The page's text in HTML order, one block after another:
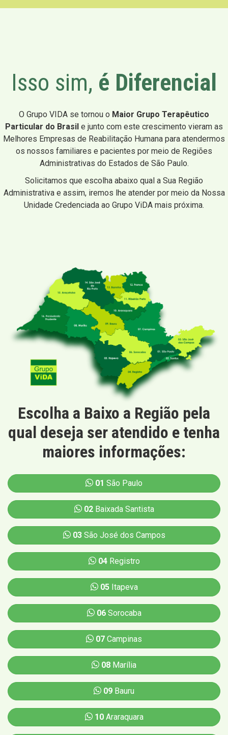
Isso sim, é Diferencial
O Grupo VIDA se tornou o Maior Grupo Terapêutico
Particular do Brasil e junto com este crescimento vieram as
Melhores Empresas de Reabilitação Humana para atendermos
os nossos familiares e pacientes por meio de Regiões
Administrativas do Estados de São Paulo.
Solicitamos que escolha abaixo qual a Sua Região
Administrativa e assim, iremos lhe atender por meio da Nossa
Unidade Credenciada ao Grupo ViDA mais próxima.
Escolha a Baixo a Região pela
qual deseja ser atendido e tenha
maiores informações:
01 São Paulo
02Baixada Santista
03São José dos Campos
04Registro
05Itapeva
06Sorocaba
07 Campinas
08 Marília
09 Bauru
10Araraquara